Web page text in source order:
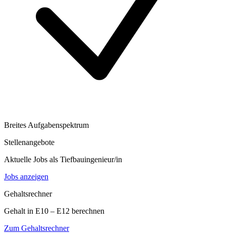
Breites Aufgabenspektrum
Stellenangebote
Aktuelle Jobs als Tiefbauingenieur/in
Jobs anzeigen
Gehaltsrechner
Gehalt in E10 – E12 berechnen
Zum Gehaltsrechner